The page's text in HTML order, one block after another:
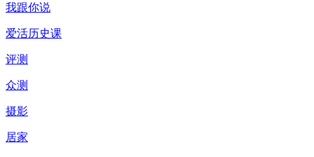
我跟你说
爱活历史课
评测
众测
摄影
居家